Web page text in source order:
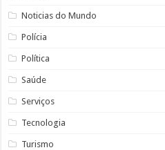
Noticias do Mundo
Polícia
Política
Saúde
Serviços
Tecnologia
Turismo